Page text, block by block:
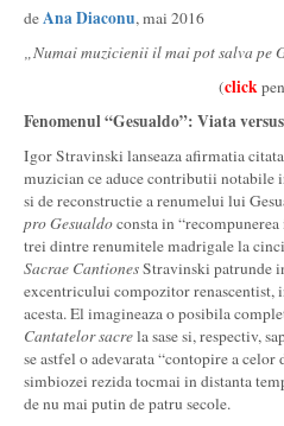
deAna Diaconu, mai 2016
„Numai muzicienii il mai pot salva pe
(click
Fenomenul “Gesualdo”: Viata
Igor Stravinski lanseaza afirmatia
muzician ce aduce contributii notabile
si de reconstructie a renumelui lui
pro Gesualdoconsta in
trei dintre renumitele madrigale la
Sacrae CantionesStravinski patrunde
excentricului compozitor renascentist,
acesta. El imagineaza o posibila
Cantatelor sacrela sase si, respectiv,
se astfel o adevarata “contopire a
simbiozei rezida tocmai in distanta
de nu mai putin de patru secole.